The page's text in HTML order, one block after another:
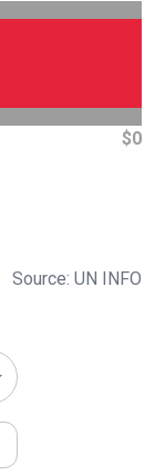
$0
Source: UN INFO